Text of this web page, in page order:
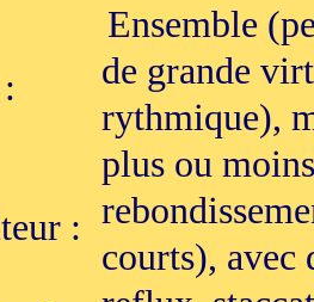
:
Ensemble
de grande
rythmique),
plus ou
courts), avec